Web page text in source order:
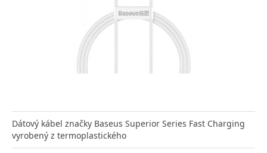
Dátový kábel značky Baseus Superior Series Fast Charging
vyrobený z termoplastického